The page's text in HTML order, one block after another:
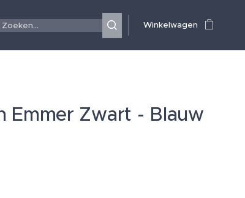
Winkelwagen
Emmer Zwart - Blauw